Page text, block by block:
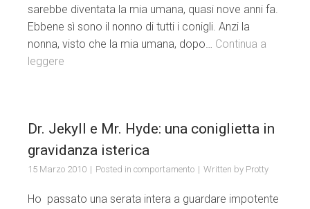
sarebbe diventata la mia umana, quasi nove anni fa.
Ebbene sì sono il nonno di tutti i conigli. Anzi la
nonna, visto che la mia umana, dopo… Continua a
leggere
Dr. Jekyll e Mr. Hyde: una coniglietta in
gravidanza isterica
15 Marzo 2010 Posted in comportamento Written by Protty
Ho passato una serata intera a guardare impotente